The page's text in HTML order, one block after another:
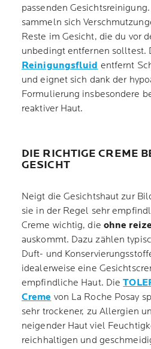
passenden
sammeln sich
Reste im Gesicht, die du vor
unbedingt entfernen solltest.
Reinigungsfluid entfernt
und eignet sich dank der
Formulierung insbesondere
reaktiver Haut.
DIE RICHTIGE CREME
GESICHT
Neigt die Gesichtshaut zur
sie in der Regel sehr
Creme wichtig, die ohne
auskommt. Dazu zählen
Duft- und
idealerweise eine
empfindliche Haut. Die
Creme von La Roche Posay
sehr trockener, zu Allergien
neigender Haut viel
reichhaltigen und